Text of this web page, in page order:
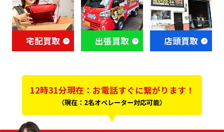
宅配買取 出張買取 店頭買取
12時31分現在：お電話すぐに繋がります！
（現在：2名オペレーター対応可能）